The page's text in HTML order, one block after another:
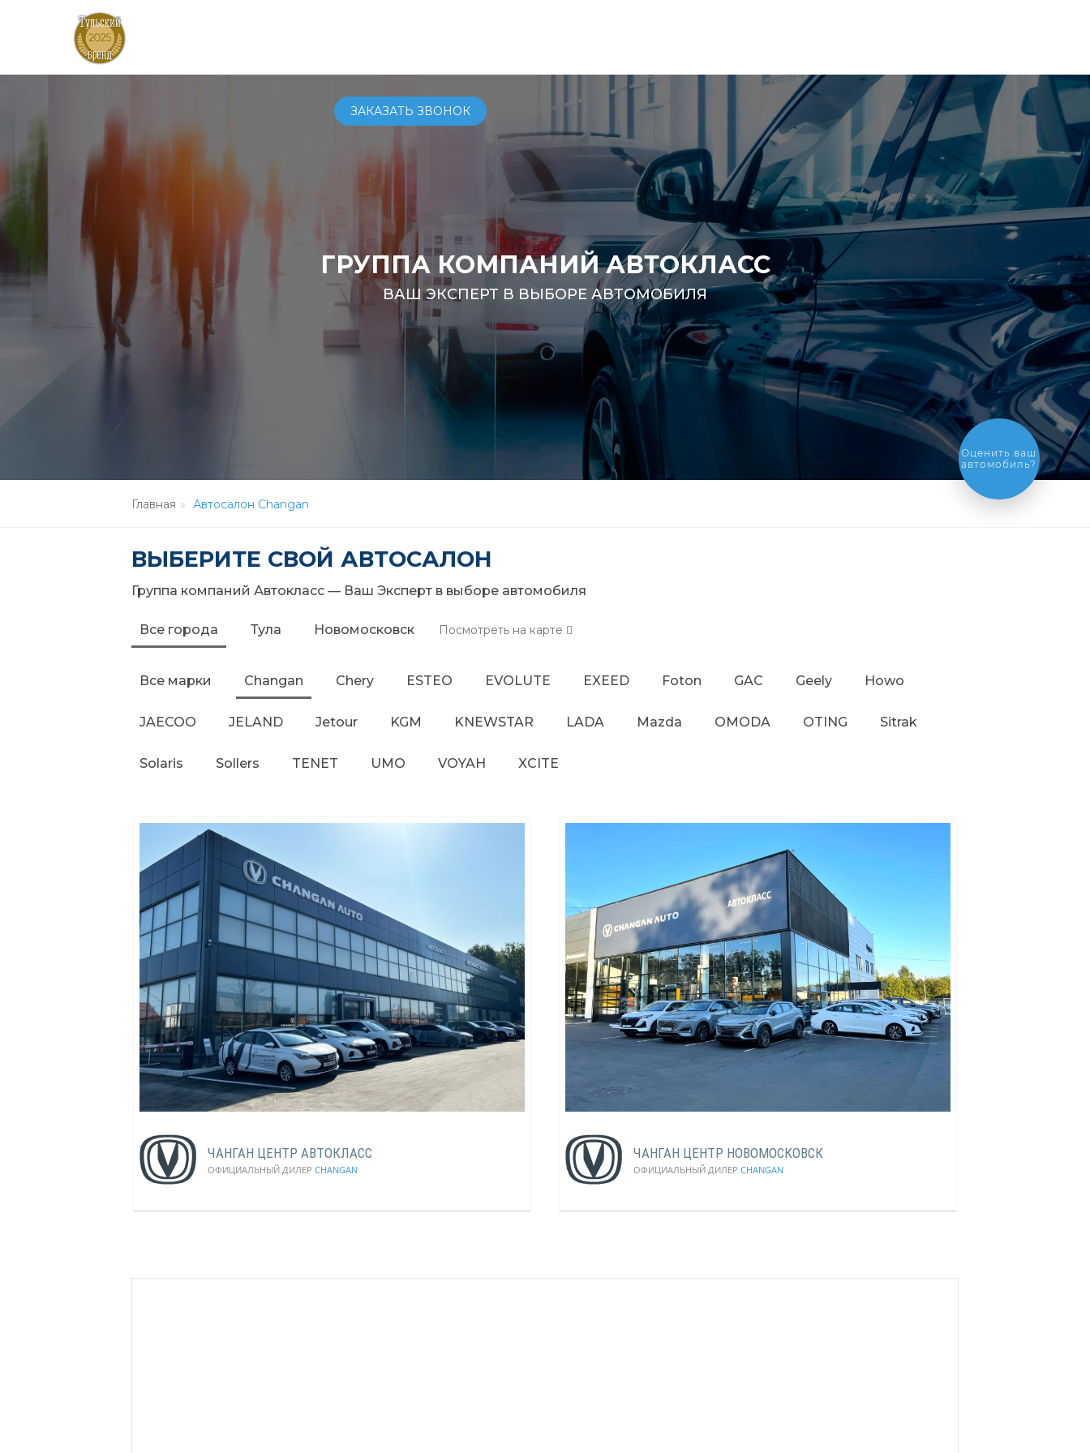
ЗАКАЗАТЬ ЗВОНОК
ГРУППА КОМПАНИЙ АВТОКЛАСС
ВАШ ЭКСПЕРТ В ВЫБОРЕ АВТОМОБИЛЯ
Главная Автосалон Changan
ВЫБЕРИТЕ СВОЙ АВТОСАЛОН
Группа компаний Автокласс — Ваш Эксперт в выборе автомобиля
Все города Тула Новомосковск Посмотреть на карте
Все марки Changan Chery ESTEO EVOLUTE EXEED Foton GAC Geely Howo
JAECOO JELAND Jetour KGM KNEWSTAR LADA Mazda OMODA OTING Sitrak
Solaris Sollers TENET UMO VOYAH XCITE
ЧАНГАН ЦЕНТР АВТОКЛАСС
ОФИЦИАЛЬНЫЙ ДИЛЕР CHANGAN
ЧАНГАН ЦЕНТР НОВОМОСКОВСК
ОФИЦИАЛЬНЫЙ ДИЛЕР CHANGAN
Оценить ваш
автомобиль?